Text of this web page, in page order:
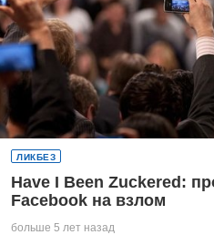
ЛИКБЕЗ
Have I Been Zuckered:
Facebook на взлом
больше 5 лет назад